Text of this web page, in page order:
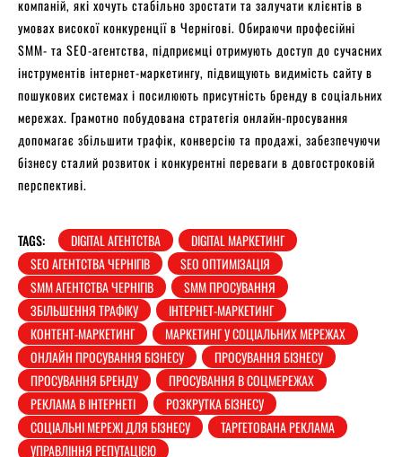
компаній, які хочуть стабільно зростати та залучати клієнтів в
умовах високої конкуренції в Чернігові. Обираючи професійні
SMM- та SEO-агентства, підприємці отримують доступ до сучасних
інструментів інтернет-маркетингу, підвищують видимість сайту в
пошукових системах і посилюють присутність бренду в соціальних
мережах. Грамотно побудована стратегія онлайн-просування
допомагає збільшити трафік, конверсію та продажі, забезпечуючи
бізнесу сталий розвиток і конкурентні переваги в довгостроковій
перспективі.
TAGS: DIGITAL АГЕНТСТВА
DIGITAL МАРКЕТИНГ
SEO АГЕНТСТВА ЧЕРНІГІВ
SEO ОПТИМІЗАЦІЯ
SMM АГЕНТСТВА ЧЕРНІГІВ
SMM ПРОСУВАННЯ
ЗБІЛЬШЕННЯ ТРАФІКУ
ІНТЕРНЕТ-МАРКЕТИНГ
КОНТЕНТ-МАРКЕТИНГ
МАРКЕТИНГ У СОЦІАЛЬНИХ МЕРЕЖАХ
ОНЛАЙН ПРОСУВАННЯ БІЗНЕСУ
ПРОСУВАННЯ БІЗНЕСУ
ПРОСУВАННЯ БРЕНДУ
ПРОСУВАННЯ В СОЦМЕРЕЖАХ
РЕКЛАМА В ІНТЕРНЕТІ
РОЗКРУТКА БІЗНЕСУ
СОЦІАЛЬНІ МЕРЕЖІ ДЛЯ БІЗНЕСУ
ТАРГЕТОВАНА РЕКЛАМА
УПРАВЛІННЯ РЕПУТАЦІЄЮ